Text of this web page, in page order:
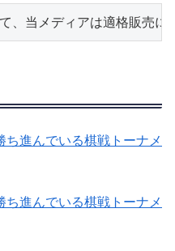
、当メディアは適格販売に
進んでいる棋戦トーナメ
進んでいる棋戦トーナメ